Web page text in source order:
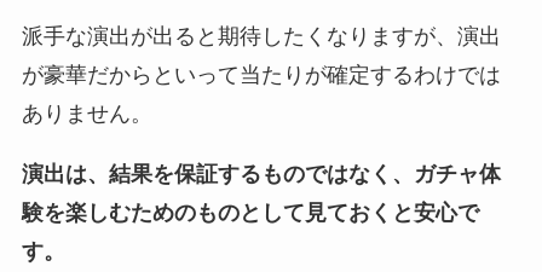
派手な演出が出ると期待したくなりますが、演出
が豪華だからといって当たりが確定するわけでは
ありません。
演出は、結果を保証するものではなく、ガチャ体
験を楽しむためのものとして見ておくと安心で
す。